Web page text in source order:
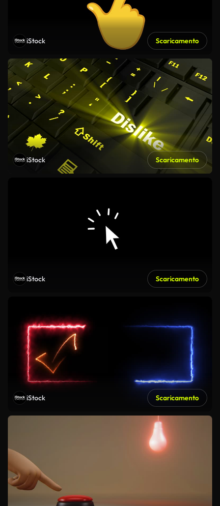
iStock Scaricamento
iStock Scaricamento
iStock Scaricamento
iStock Scaricamento